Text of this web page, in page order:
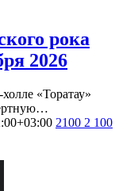
рока
2026
«Торатау»
2100 2 100